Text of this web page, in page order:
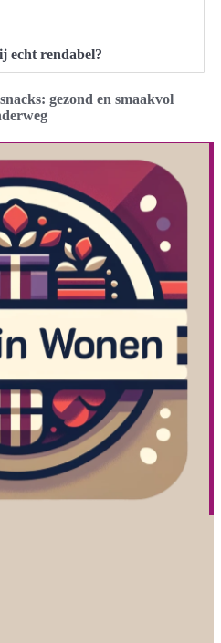
echt rendabel?
gezond en smaakvol